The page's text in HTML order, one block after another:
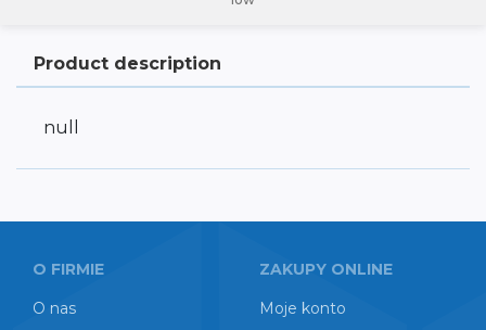
Product description
null
O FIRMIE
O nas
ZAKUPY ONLINE
Moje konto